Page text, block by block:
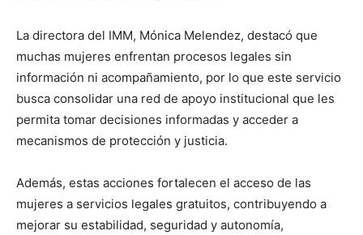
La directora del IMM, Mónica Melendez, destacó que
muchas mujeres enfrentan procesos legales sin
información ni acompañamiento, por lo que este servicio
busca consolidar una red de apoyo institucional que les
permita tomar decisiones informadas y acceder a
mecanismos de protección y justicia.
Además, estas acciones fortalecen el acceso de las
mujeres a servicios legales gratuitos, contribuyendo a
mejorar su estabilidad, seguridad y autonomía,